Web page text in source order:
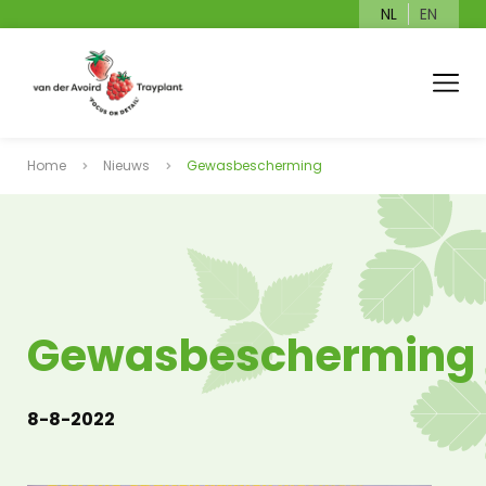
NL EN
Home Nieuws Gewasbescherming
Gewasbescherming
8-8-2022